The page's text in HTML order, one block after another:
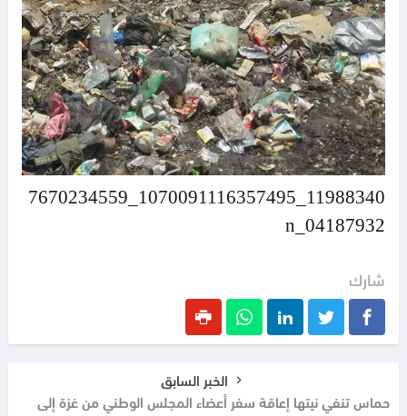
11988340_1070091116357495_7670234559
04187932_n
شارك
الخبر السابق
حماس تنفي نيتها إعاقة سفر أعضاء المجلس الوطني من غزة إلى